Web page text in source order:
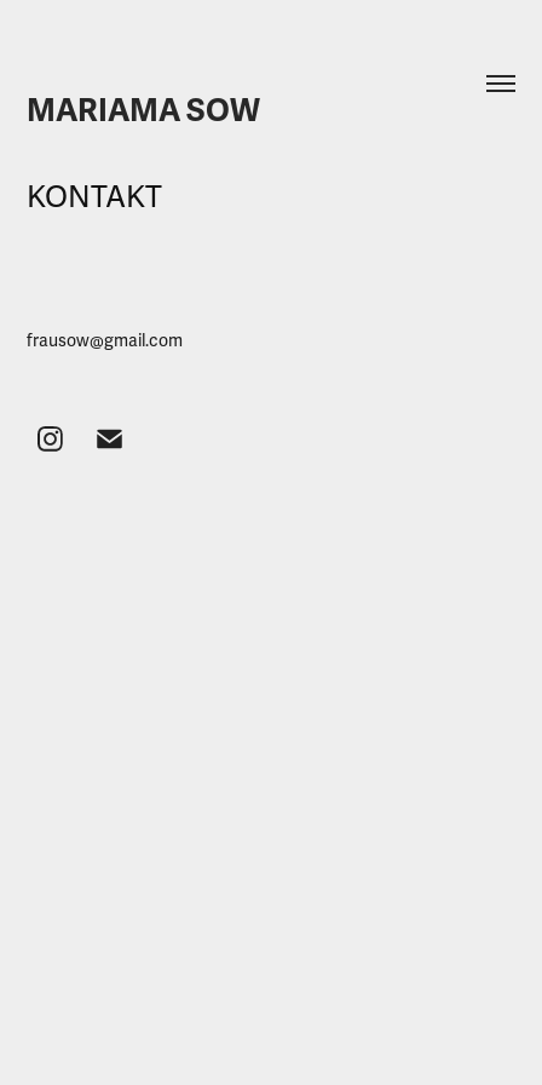
MARIAMA SOW
KONTAKT
frausow@gmail.com